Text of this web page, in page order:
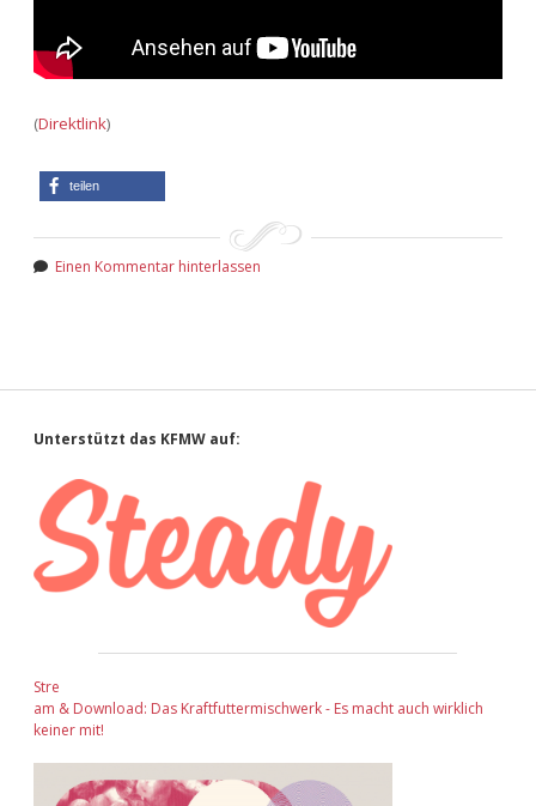
(Direktlink)
teilen
Einen Kommentar hinterlassen
Sidebar
Unterstützt das KFMW auf:
Stre
am & Download: Das Kraftfuttermischwerk - Es macht auch wirklich
keiner mit!